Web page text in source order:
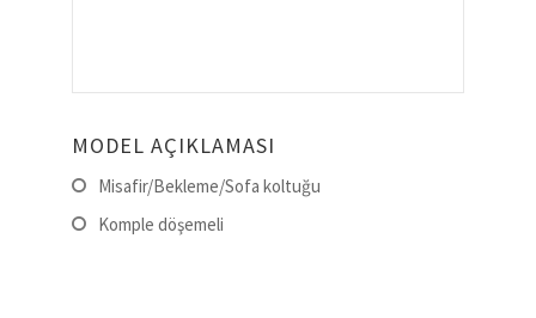
MODEL AÇIKLAMASI
Misafir/Bekleme/Sofa koltuğu
Komple döşemeli